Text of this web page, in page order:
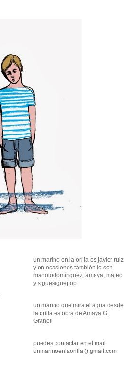
un marino en la orilla es javier ruiz
y en ocasiones también lo son
manolodomínguez, amaya, mateo
y siguesiguepop
un marino que mira el agua desde
la orilla es obra de Amaya G.
Granell
puedes contactar en el mail
unmarinoenlaorilla () gmail.com